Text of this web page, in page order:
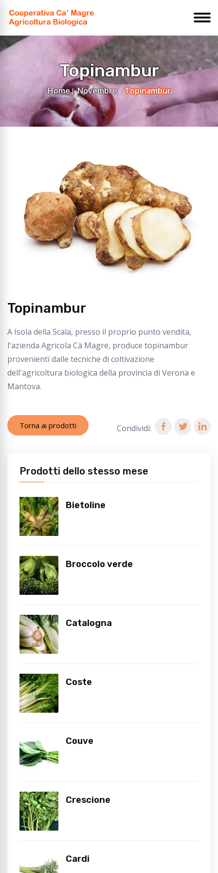
Topinambur
Home Novembre Topinambur
Topinambur
A Isola della Scala, presso il proprio punto vendita,
l'azienda Agricola Cà Magre, produce topinambur
provenienti dalle tecniche di coltivazione
dell'agricoltura biologica della provincia di Verona e
Mantova.
Torna ai prodotti Condividi:
Prodotti dello stesso mese
Bietoline
Broccolo verde
Catalogna
Coste
Couve
Crescione
Cardi